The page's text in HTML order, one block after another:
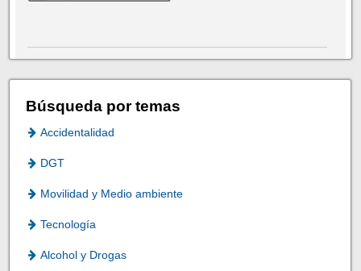
Búsqueda por temas
Accidentalidad
DGT
Movilidad y Medio ambiente
Tecnología
Alcohol y Drogas